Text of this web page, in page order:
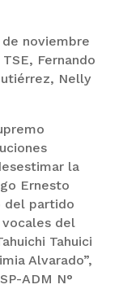
noviembre
Fernando
Nelly
la
Ernesto
del partido
vocales del
Tahuici
Alvarado”,
ADM N°